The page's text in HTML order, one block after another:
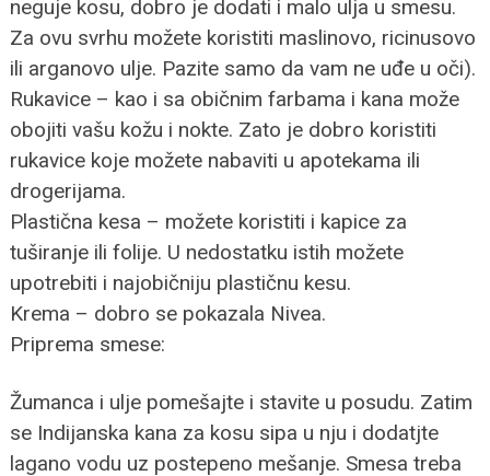
neguje kosu, dobro je dodati i malo ulja u smesu.
Za ovu svrhu možete koristiti maslinovo, ricinusovo
ili arganovo ulje. Pazite samo da vam ne uđe u oči).
Rukavice – kao i sa običnim farbama i kana može
obojiti vašu kožu i nokte. Zato je dobro koristiti
rukavice koje možete nabaviti u apotekama ili
drogerijama.
Plastična kesa – možete koristiti i kapice za
tuširanje ili folije. U nedostatku istih možete
upotrebiti i najobičniju plastičnu kesu.
Krema – dobro se pokazala Nivea.
Priprema smese:
Žumanca i ulje pomešajte i stavite u posudu. Zatim
se Indijanska kana za kosu sipa u nju i dodatjte
lagano vodu uz postepeno mešanje. Smesa treba